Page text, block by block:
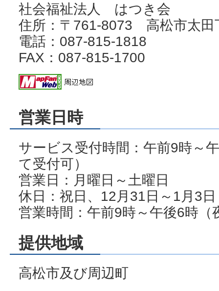
社会福祉法人 はつき会
住所：〒761-8073 高松市太田
電話：087-815-1818
FAX：087-815-1700
営業日時
サービス受付時間：午前9時～
て受付可）
営業日：月曜日～土曜日
休日：祝日、12月31日～1月3日
営業時間：午前9時～午後6時（
提供地域
高松市及び周辺町